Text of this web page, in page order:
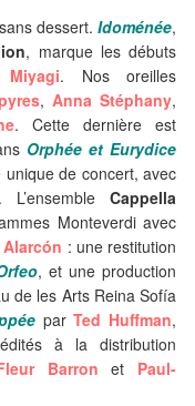
dessert. Idoménée,
, marque les débuts
. Nos oreilles
, Anna Stéphany,
. Cette dernière est
Orphée et Eurydice
de concert, avec
. L’ensemble Cappella
Monteverdi avec
: une restitution
, et une production
de les Arts Reina Sofía
parTed Huffman,
à la distribution
Barron et Paul-